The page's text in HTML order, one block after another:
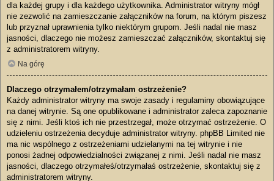
dla każdej grupy i dla każdego użytkownika. Administrator witryny mógł
nie zezwolić na zamieszczanie załączników na forum, na którym piszesz
lub przyznał uprawnienia tylko niektórym grupom. Jeśli nadal nie masz
jasności, dlaczego nie możesz zamieszczać załączników, skontaktuj się
z administratorem witryny.
Na górę
Dlaczego otrzymałem/otrzymałam ostrzeżenie?
Każdy administrator witryny ma swoje zasady i regulaminy obowiązujące
na danej witrynie. Są one opublikowane i administrator zaleca zapoznanie
się z nimi. Jeśli ktoś ich nie przestrzegał, może otrzymać ostrzeżenie. O
udzieleniu ostrzeżenia decyduje administrator witryny. phpBB Limited nie
ma nic wspólnego z ostrzeżeniami udzielanymi na tej witrynie i nie
ponosi żadnej odpowiedzialności związanej z nimi. Jeśli nadal nie masz
jasności, dlaczego otrzymałeś/otrzymałaś ostrzeżenie, skontaktuj się z
administratorem witryny.